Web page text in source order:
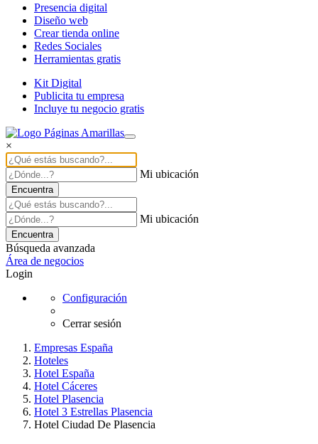
Presencia digital
Diseño web
Crear tienda online
Redes Sociales
Herramientas gratis
Kit Digital
Publicita tu empresa
Incluye tu negocio gratis
×
Mi ubicación
Encuentra
Mi ubicación
Encuentra
Búsqueda avanzada
Área de negocios
Login
Configuración
Cerrar sesión
Empresas España
Hoteles
Hotel España
Hotel Cáceres
Hotel Plasencia
Hotel 3 Estrellas Plasencia
Hotel Ciudad De Plasencia